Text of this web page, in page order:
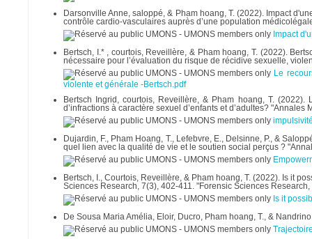
Darsonville Anne, saloppé, & Pham hoang, T. (2022). Impact
contrôle cardio-vasculaires auprès d’une population
Impact
Bertsch, I.* , courtois, Reveillère, & Pham hoang, T. (2022).
nécessaire pour l’évaluation du risque de récidive sexuelle,
Le
violente et générale -Bertsch.pdf
Bertsch Ingrid, courtois, Reveillère, & Pham hoang, T.
d’infractions à caractère sexuel d’enfants et d’adultes?
Dujardin, F., Pham Hoang, T., Lefebvre, E., Delsinne, P., &
quel lien avec la qualité de vie et le soutien social perçus ?
Bertsch, I., Courtois, Reveillère, & Pham hoang, T. (2022). Is it
Sciences Research, 7(3), 402-411. "Forensic Sciences Research,
Is it
De Sousa Maria Amélia, Eloir, Ducro, Pham hoang, T., &